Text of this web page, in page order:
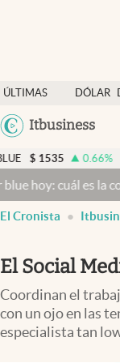
ÚLTIMAS
NOTICIAS
DÓLAR
Itbusiness
Dólar
Members
Economía y Política
Finanzas y Mercados
Mercados
Otras secciones
Apertura
0.66 % DÓLAR
la cotización del
El Cronista
El Social
Coordinan el
con un ojo en las
especialista tan